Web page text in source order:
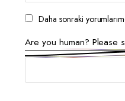
Daha sonraki
Are you human? Please